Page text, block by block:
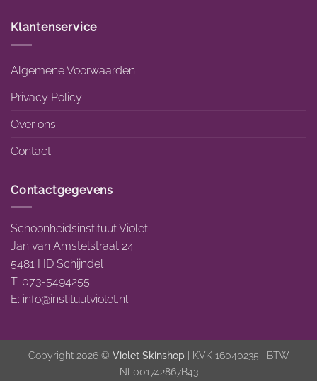
Klantenservice
Algemene Voorwaarden
Privacy Policy
Over ons
Contact
Contactgegevens
Schoonheidsinstituut Violet
Jan van Amstelstraat 24
5481 HD Schijndel
T: 073-5494255
E: info@instituutviolet.nl
Copyright 2026 © Violet Skinshop | KVK 16040235 | BTW
NL001742867B43